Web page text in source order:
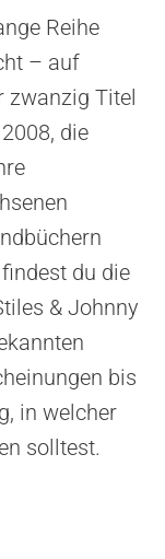
Reihe
– auf
zwanzig Titel
die
du die
& Johnny
bis
in welcher
solltest.